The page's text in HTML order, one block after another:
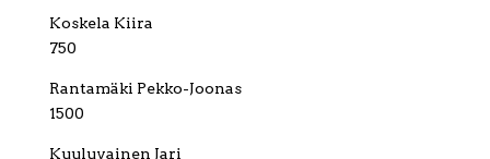
Koskela Kiira
750
Rantamäki Pekko-Joonas
1500
Kuuluvainen Jari